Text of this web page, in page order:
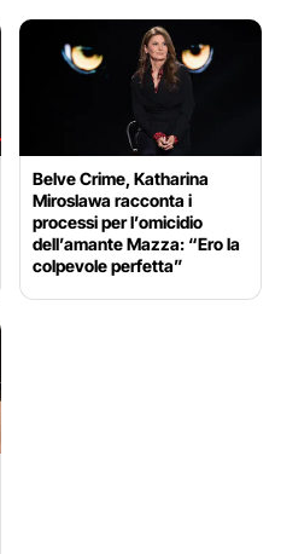
Belve Crime, Katharina
Miroslawa racconta i
processi per l’omicidio
dell’amante Mazza: “Ero la
colpevole perfetta”